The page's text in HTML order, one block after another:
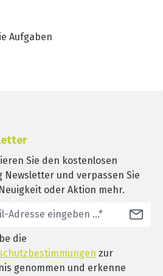
Aufgaben
Sie den kostenlosen
Newsletter und verpassen Sie
oder Aktion mehr.
die
zur
genommen und erkenne